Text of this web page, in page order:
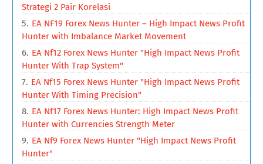
Strategi 2 Pair Korelasi
EA NF19 Forex News Hunter – High Impact News Profit
Hunter with Imbalance Market Movement
EA Nf12 Forex News Hunter "High Impact News Profit
Hunter With Trap System"
EA Nf15 Forex News Hunter "High Impact News Profit
Hunter With Timing Precision"
EA Nf17 Forex News Hunter: High Impact News Profit
Hunter with Currencies Strength Meter
EA Nf9 Forex News Hunter "High Impact News Profit
Hunter"